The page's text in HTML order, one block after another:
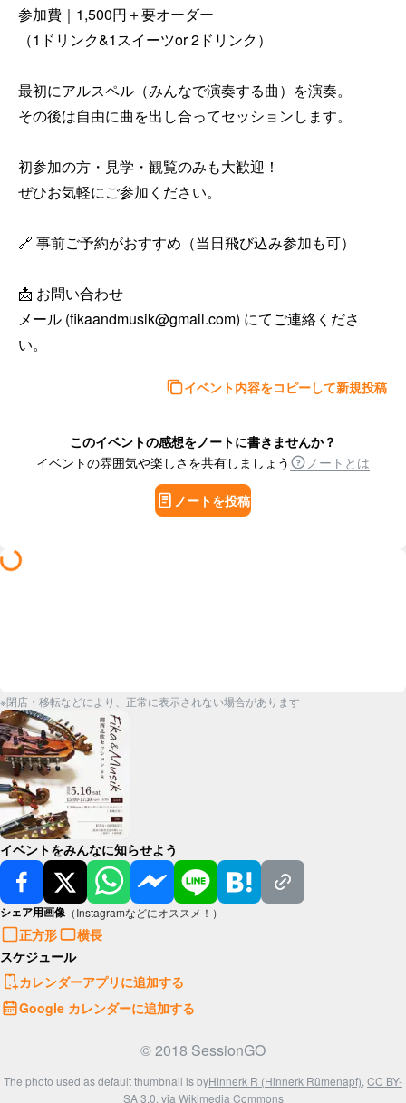
参加費｜1,500円＋要オーダー
（1ドリンク&1スイーツor 2ドリンク）
最初にアルスペル（みんなで演奏する曲）を演奏。
その後は自由に曲を出し合ってセッションします。
初参加の方・見学・観覧のみも大歓迎！
ぜひお気軽にご参加ください。
🔗 事前ご予約がおすすめ（当日飛び込み参加も可）
📩 お問い合わせ
メール (fikaandmusik@gmail.com) にてご連絡くださ
い。
イベント内容をコピーして新規投稿
このイベントの感想をノートに書きませんか？
イベントの雰囲気や楽しさを共有しましょう
ノートとは
ノートを投稿
※閉店・移転などにより、正常に表示されない場合があります
イベントをみんなに知らせよう
シェア用画像 （Instagramなどにオススメ！）
正方形
横長
スケジュール
カレンダーアプリに追加する
Google カレンダーに追加する
© 2018 SessionGO
The photo used as default thumbnail is byHinnerk R (Hinnerk Rümenapf), CC BY-
SA 3.0, via Wikimedia Commons